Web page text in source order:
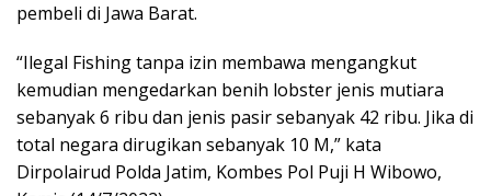
pembeli di Jawa Barat.
“Ilegal Fishing tanpa izin membawa mengangkut
kemudian mengedarkan benih lobster jenis mutiara
sebanyak 6 ribu dan jenis pasir sebanyak 42 ribu. Jika di
total negara dirugikan sebanyak 10 M,” kata
Dirpolairud Polda Jatim, Kombes Pol Puji H Wibowo,